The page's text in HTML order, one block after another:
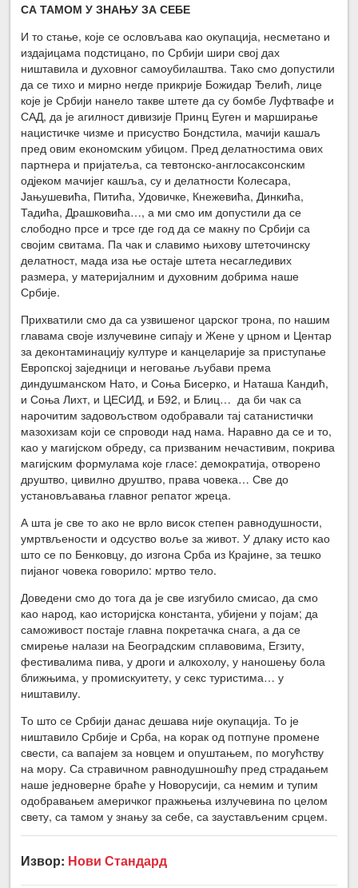
СА ТАМОМ У ЗНАЊУ ЗА СЕБЕ
И то стање, које се ословљава као окупација, несметано и
издајицама подстицано, по Србији шири свој дах
ништавила и духовног самоубилаштва. Тако смо допустили
да се тихо и мирно негде прикрије Божидар Ђелић, лице
које је Србији нанело такве штете да су бомбе Луфтвафе и
САД, да је агилност дивизије Принц Еуген и марширање
нацистичке чизме и присуство Бондстила, мачији кашаљ
пред овим економским убицом. Пред делатностима ових
партнера и пријатеља, са тевтонско-англосаксонским
одјеком мачијег кашља, су и делатности Колесара,
Јањушевића, Питића, Удовичке, Кнежевића, Динкића,
Тадића, Драшковића…, а ми смо им допустили да се
слободно прсе и трсе где год да се макну по Србији са
својим свитама. Па чак и славимо њихову штеточинску
делатност, мада иза ње остаје штета несагледивих
размера, у материјалним и духовним добрима наше
Србије.
Прихватили смо да са узвишеног царског трона, по нашим
главама своје излучевине сипају и Жене у црном и Центар
за деконтаминацију културе и канцеларије за приступање
Европској заједници и неговање љубави према
диндушманском Нато, и Соња Бисерко, и Наташа Кандић,
и Соња Лихт, и ЦЕСИД, и Б92, и Блиц… да би чак са
нарочитим задовољством одобравали тај сатанистички
мазохизам који се спроводи над нама. Наравно да се и то,
као у магијском обреду, са призваним нечастивим, покрива
магијским формулама које гласе: демократија, отворено
друштво, цивилно друштво, права човека… Све до
установљавања главног репатог жреца.
А шта је све то ако не врло висок степен равнодушности,
умртвљености и одсуство воље за живот. У длаку исто као
што се по Бенковцу, до изгона Срба из Крајине, за тешко
пијаног човека говорило: мртво тело.
Доведени смо до тога да је све изгубило смисао, да смо
као народ, као историјска константа, убијени у појам; да
саможивост постаје главна покретачка снага, а да се
смирење налази на Београдским сплавовима, Егзиту,
фестивалима пива, у дроги и алкохолу, у наношењу бола
ближњима, у промискуитету, у секс туристима… у
ништавилу.
То што се Србији данас дешава није окупација. То је
ништавило Србије и Срба, на корак од потпуне промене
свести, са вапајем за новцем и опуштањем, по могућству
на мору. Са стравичном равнодушношћу пред страдањем
наше једноверне браће у Новорусији, са немим и тупим
одобравањем америчког пражњења излучевина по целом
свету, са тамом у знању за себе, са заустављеним срцем.
Извор: Нови Стандард